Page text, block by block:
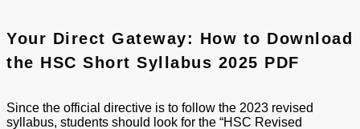
Your Direct Gateway: How to Download
the HSC Short Syllabus 2025 PDF
Since the official directive is to follow the 2023 revised
syllabus, students should look for the “HSC Revised